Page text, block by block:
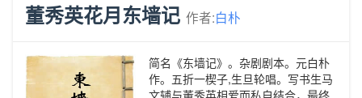
董秀英花月东墙记 作者:白朴
简名《东墙记》。杂剧剧本。元白朴
作。五折一楔子,生旦轮唱。写书生马
文辅与董秀英相爱而私自结合，最终